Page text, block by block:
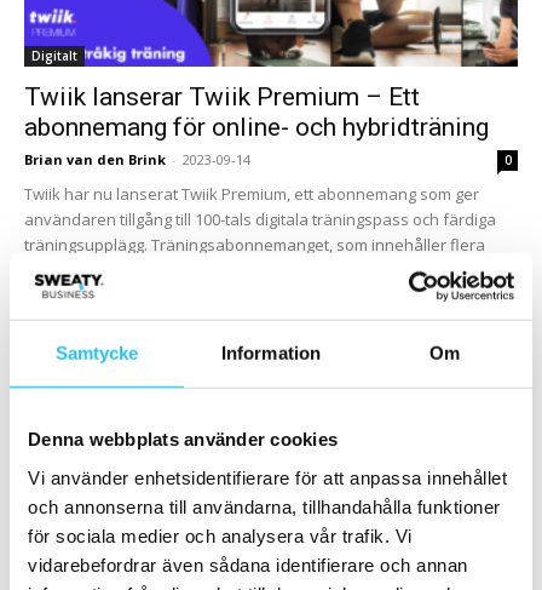
Samtycke Information Om
Denna webbplats använder cookies
Vi använder enhetsidentifierare för att anpassa innehållet
och annonserna till användarna, tillhandahålla funktioner
för sociala medier och analysera vår trafik. Vi
vidarebefordrar även sådana identifierare och annan
Digitalt
Twiik lanserar Twiik Premium – Ett
abonnemang för online- och hybridträning
Brian van den Brink - 2023-09-14 0
Twiik har nu lanserat Twiik Premium, ett abonnemang som ger
användaren tillgång till 100-tals digitala träningspass och färdiga
träningsupplägg. Träningsabonnemanget, som innehåller flera
olika typer...
Business